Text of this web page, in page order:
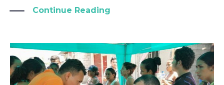
Continue Reading